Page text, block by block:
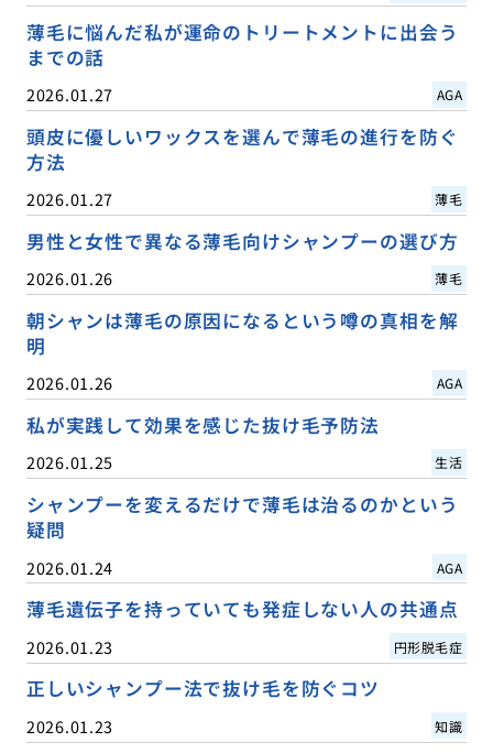
薄毛に悩んだ私が運命のトリートメントに出会う
までの話
2026.01.27 AGA
頭皮に優しいワックスを選んで薄毛の進行を防ぐ
方法
2026.01.27 薄毛
男性と女性で異なる薄毛向けシャンプーの選び方
2026.01.26 薄毛
朝シャンは薄毛の原因になるという噂の真相を解
明
2026.01.26 AGA
私が実践して効果を感じた抜け毛予防法
2026.01.25 生活
シャンプーを変えるだけで薄毛は治るのかという
疑問
2026.01.24 AGA
薄毛遺伝子を持っていても発症しない人の共通点
2026.01.23 円形脱毛症
正しいシャンプー法で抜け毛を防ぐコツ
2026.01.23 知識